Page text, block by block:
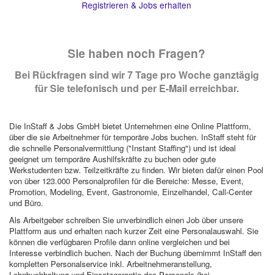
Registrieren & Jobs erhalten
Sie haben noch Fragen?
Bei Rückfragen sind wir 7 Tage pro Woche ganztägig
für Sie telefonisch und per E-Mail erreichbar.
Die InStaff & Jobs GmbH bietet Unternehmen eine Online Plattform,
über die sie Arbeitnehmer für temporäre Jobs buchen. InStaff steht für
die schnelle Personalvermittlung ("Instant Staffing") und ist ideal
geeignet um temporäre Aushilfskräfte zu buchen oder gute
Werkstudenten bzw. Teilzeitkräfte zu finden. Wir bieten dafür einen Pool
von über 123.000 Personalprofilen für die Bereiche: Messe, Event,
Promotion, Modeling, Event, Gastronomie, Einzelhandel, Call-Center
und Büro.
Als Arbeitgeber schreiben Sie unverbindlich einen Job über unsere
Plattform aus und erhalten nach kurzer Zeit eine Personalauswahl. Sie
können die verfügbaren Profile dann online vergleichen und bei
Interesse verbindlich buchen. Nach der Buchung übernimmt InStaff den
kompletten Personalservice inkl. Arbeitnehmeranstellung,